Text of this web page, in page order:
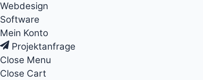
Webdesign
Software
Mein Konto
Projektanfrage
Close Menu
Close Cart